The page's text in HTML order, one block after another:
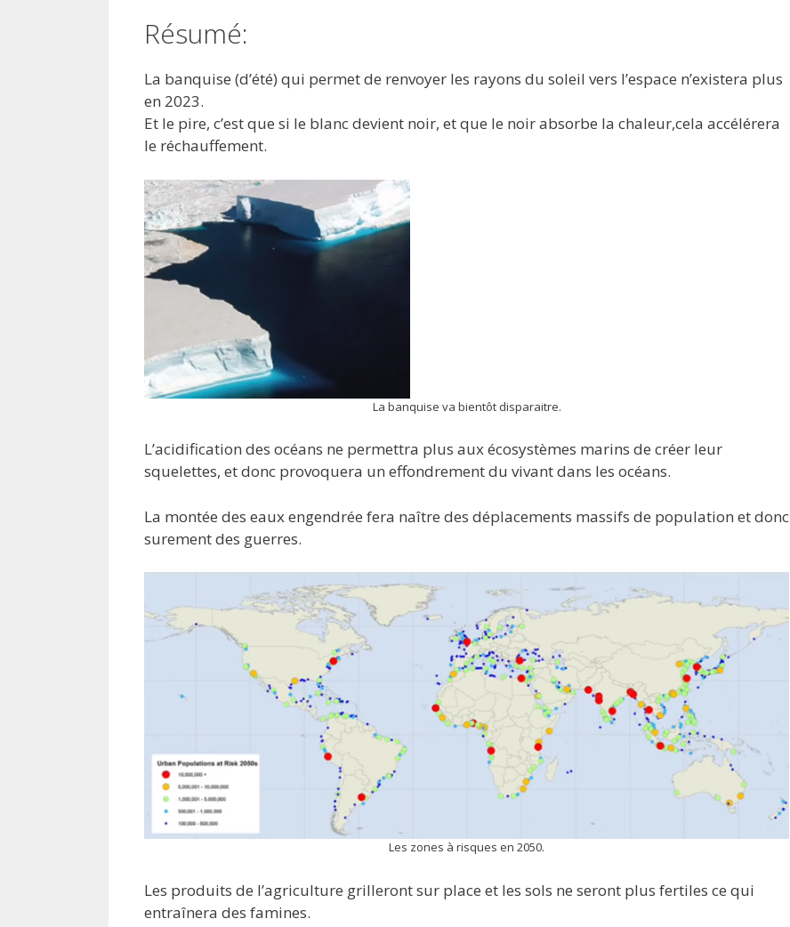
Résumé:
La banquise (d’été) qui permet de renvoyer les rayons du soleil vers l’espace n’existera plus
en 2023.
Et le pire, c’est que si le blanc devient noir, et que le noir absorbe la chaleur,cela accélérera
le réchauffement.
La banquise va bientôt disparaitre.
L’acidification des océans ne permettra plus aux écosystèmes marins de créer leur
squelettes, et donc provoquera un effondrement du vivant dans les océans.
La montée des eaux engendrée fera naître des déplacements massifs de population et donc
surement des guerres.
Les zones à risques en 2050.
Les produits de l’agriculture grilleront sur place et les sols ne seront plus fertiles ce qui
entraînera des famines.